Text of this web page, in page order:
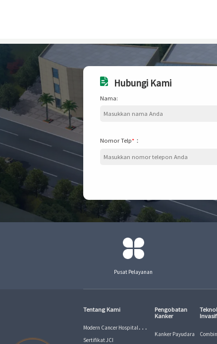
Hubungi Kami
Nama:
Nomor Telp*：
Pusat Pelayanan
Tentang Kami
Modern Cancer Hospital
Guangzhou
Sertifikat JCI
Pengobatan
Kanker
Kanker Payudara
Invasif